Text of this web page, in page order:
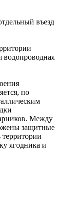
въезд
водопроводная
по
Между
защитные
ягодника и